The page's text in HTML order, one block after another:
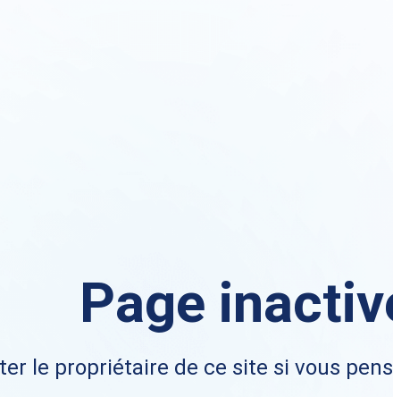
Page
le propriétaire de ce site si vous